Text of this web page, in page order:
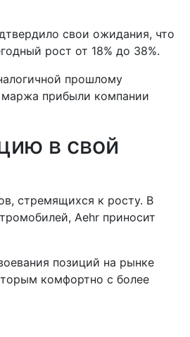
свои ожидания, что
рост от 18% до 38%.
прошлому
прибыли компании
в свой
стремящихся к росту. В
Aehr приносит
позиций на рынке
комфортно с более